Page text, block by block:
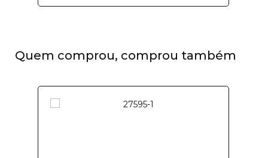
Quem comprou, comprou também